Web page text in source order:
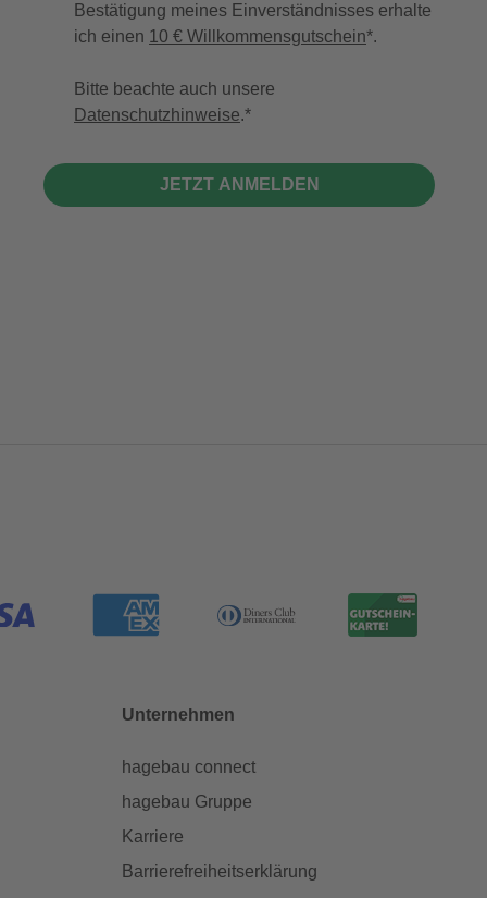
Bestätigung meines Einverständnisses erhalte
ich einen 10 € Willkommensgutschein*.
Bitte beachte auch unsere
Datenschutzhinweise.
JETZT ANMELDEN
Unternehmen
hagebau connect
hagebau Gruppe
Karriere
Barrierefreiheitserklärung